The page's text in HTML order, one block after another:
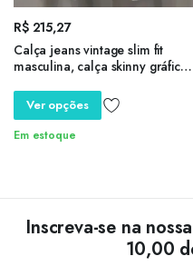
R$215,27
Calça jeans vintage slim fit
masculina, calça skinny gráfica,
apertado com gótico
estampado, strass de luxo Y 2k,
Kpop Xs
Ver opções
Em estoque
Inscreva-se na
10,00